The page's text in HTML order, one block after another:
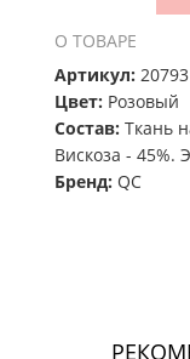
О ТОВАРЕ
Артикул: 20793
Цвет: Розовый
Состав: Ткань
Вискоза - 45%.
Бренд: QC